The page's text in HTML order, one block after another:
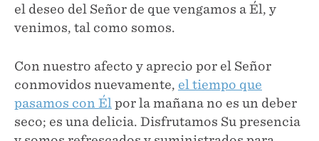
el deseo del Señor de que vengamos a Él, y
venimos, tal como somos.
Con nuestro afecto y aprecio por el Señor
conmovidos nuevamente, el tiempo que
pasamos con Él por la mañana no es un deber
seco; es una delicia. Disfrutamos Su presencia